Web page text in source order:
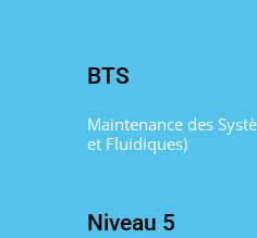
BTS
Maintenance des
et Fluidiques)
Niveau 5